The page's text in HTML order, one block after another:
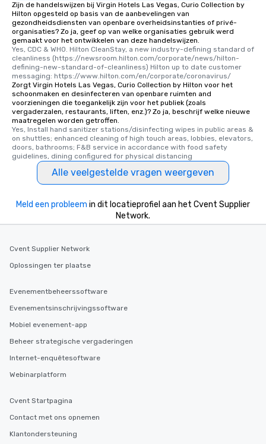
Zijn de handelswijzen bij Virgin Hotels Las Vegas, Curio Collection by
Hilton opgesteld op basis van de aanbevelingen van
gezondheidsdiensten van openbare overheidsinstanties of privé-
organisaties? Zo ja, geef op van welke organisaties gebruik werd
gemaakt voor het ontwikkelen van deze handelswijzen.
Yes, CDC & WHO. Hilton CleanStay, a new industry-defining standard of
cleanliness (https://newsroom.hilton.com/corporate/news/hilton-
defining-new-standard-of-cleanliness) Hilton up to date customer
messaging: https://www.hilton.com/en/corporate/coronavirus/
Zorgt Virgin Hotels Las Vegas, Curio Collection by Hilton voor het
schoonmaken en desinfecteren van openbare ruimten and
voorzieningen die toegankelijk zijn voor het publiek (zoals
vergaderzalen, restaurants, liften, enz.)? Zo ja, beschrijf welke nieuwe
maatregelen worden getroffen.
Yes, Install hand sanitizer stations/disinfecting wipes in public areas &
on shuttles; enhanced cleaning of high touch areas, lobbies, elevators,
doors, bathrooms; F&B service in accordance with food safety
guidelines, dining configured for physical distancing
Alle veelgestelde vragen weergeven
Meld een probleem in dit locatieprofiel aan het Cvent Supplier
Network.
Cvent Supplier Network
Oplossingen ter plaatse
Evenementbeheerssoftware
Evenementsinschrijvingssoftware
Mobiel evenement-app
Beheer strategische vergaderingen
Internet-enquêtesoftware
Webinarplatform
Cvent Startpagina
Contact met ons opnemen
Klantondersteuning